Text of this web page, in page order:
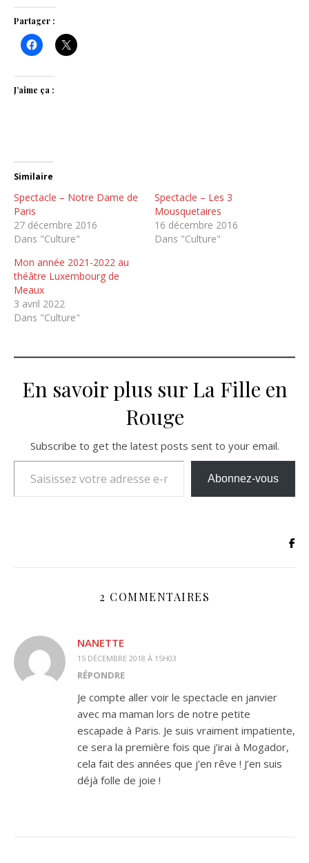
Partager :
J’aime ça :
Similaire
Spectacle – Notre Dame de
Paris
27 décembre 2016
Dans "Culture"
Spectacle – Les 3
Mousquetaires
16 décembre 2016
Dans "Culture"
Mon année 2021-2022 au
théâtre Luxembourg de
Meaux
3 avril 2022
Dans "Culture"
En savoir plus sur La Fille en
Rouge
Subscribe to get the latest posts sent to your email.
Saisissez votre adresse e-mail…
Abonnez-vous
2 COMMENTAIRES
NANETTE
15 DÉCEMBRE 2018 À 15H03
RÉPONDRE
Je compte aller voir le spectacle en janvier
avec ma maman lors de notre petite
escapade à Paris. Je suis vraiment impatiente,
ce sera la première fois que j’irai à Mogador,
cela fait des années que j’en rêve ! J’en suis
déjà folle de joie !